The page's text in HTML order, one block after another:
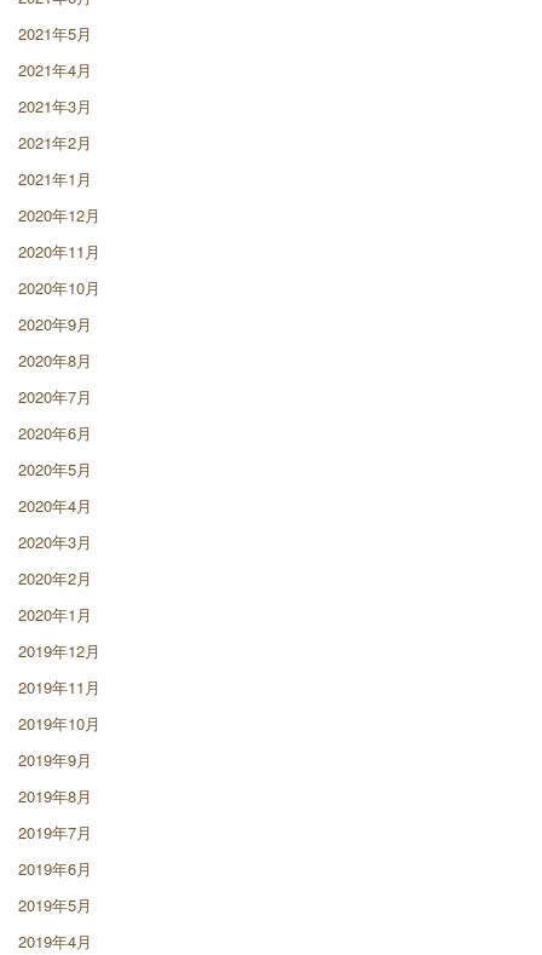
2021年5月
2021年4月
2021年3月
2021年2月
2021年1月
2020年12月
2020年11月
2020年10月
2020年9月
2020年8月
2020年7月
2020年6月
2020年5月
2020年4月
2020年3月
2020年2月
2020年1月
2019年12月
2019年11月
2019年10月
2019年9月
2019年8月
2019年7月
2019年6月
2019年5月
2019年4月